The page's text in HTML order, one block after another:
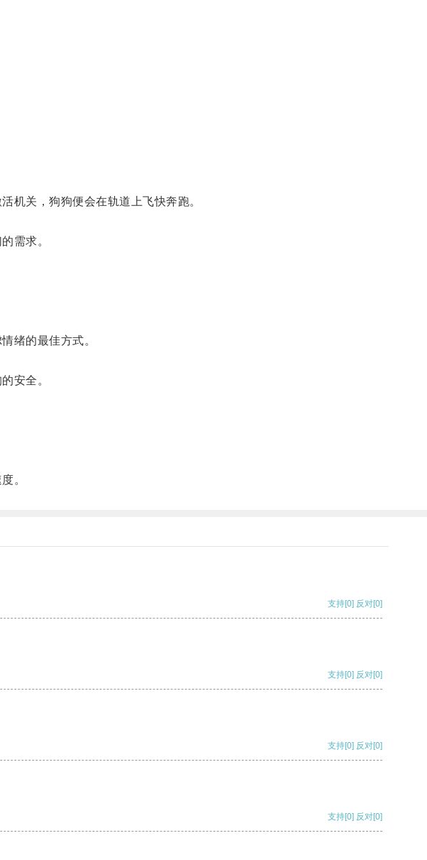
关，狗狗便会在轨道上飞快奔跑。
需求。
绪的最佳方式。
安全。
。
支持[0] 反对[0]
支持[0] 反对[0]
支持[0] 反对[0]
支持[0] 反对[0]